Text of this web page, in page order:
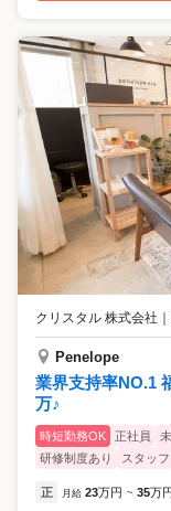
クリスタル 株式会社
Penelope
業界支持率NO.1
万♪
時短勤務OK 正社員
研修制度あり
スタッフ
正 月給 23万円 ~ 35万